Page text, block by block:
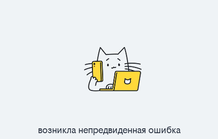
Возникла непредвиденная ошибка